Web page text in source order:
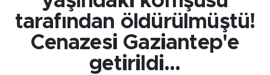
tarafından öldürülmüştü!
Cenazesi Gaziantep'e
getirildi...
Haber Arşivi